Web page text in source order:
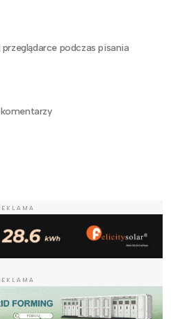
podczas pisania